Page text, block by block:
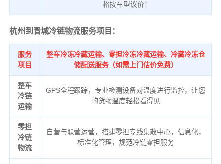
格按车型议价！
杭州到晋城冷链物流服务项目：
服务
项目
整车冷冻冷藏运输、零担冷冻冷藏运输、冷藏冷冻仓
储配送服务（如需上门估价免费）
整车
冷链
运输
GPS全程跟踪，专业检测设备对温度进行监控，让您
的货物温度轻松看得见
零担
冷链
物流
自营与联营运营，搭建零担专线集散中心，信息化，
标准化管理，规范冷链零担服务